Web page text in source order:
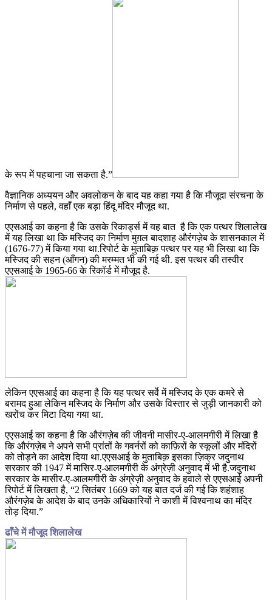
के रूप में पहचाना जा सकता है.”
वैज्ञानिक अध्ययन और अवलोकन के बाद यह कहा गया है कि मौजूदा संरचना के
निर्माण से पहले, वहाँ एक बड़ा हिंदू मंदिर मौजूद था.
एएसआई का कहना है कि उसके रिकार्ड्स में यह बात है कि एक पत्थर शिलालेख
में यह लिखा था कि मस्जिद का निर्माण मुग़ल बादशाह औरंगज़ेब के शासनकाल में
(1676-77) में किया गया था.रिपोर्ट के मुताबिक़ पत्थर पर यह भी लिखा था कि
मस्जिद की सहन (आँगन) की मरम्मत भी की गई थी. इस पत्थर की तस्वीर
एएसआई के 1965-66 के रिकॉर्ड में मौजूद है.
लेकिन एएसआई का कहना है कि यह पत्थर सर्वे में मस्जिद के एक कमरे से
बरामद हुआ लेकिन मस्जिद के निर्माण और उसके विस्तार से जुड़ी जानकारी को
खरोंच कर मिटा दिया गया था.
एएसआई का कहना है कि औरंगज़ेब की जीवनी मासीर-ए-आलमगीरी में लिखा है
कि औरंगज़ेब ने अपने सभी प्रांतों के गवर्नरों को काफ़िरों के स्कूलों और मंदिरों
को तोड़ने का आदेश दिया था.एएसआई के मुताबिक़ इसका ज़िक्र जदुनाथ
सरकार की 1947 में मासिर-ए-आलमगीरी के अंग्रेज़ी अनुवाद में भी है.जदुनाथ
सरकार के मासीर-ए-आलमगीरी के अंग्रेज़ी अनुवाद के हवाले से एएसआई अपनी
रिपोर्ट में लिखता है, “2 सितंबर 1669 को यह बात दर्ज की गई कि शहंशाह
औरंगज़ेब के आदेश के बाद उनके अधिकारियों ने काशी में विश्वनाथ का मंदिर
तोड़ दिया.”
ढाँचे में मौजूद शिलालेख